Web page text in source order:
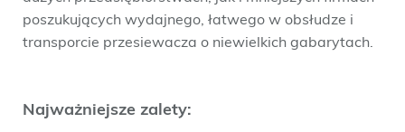
poszukujących wydajnego, łatwego w obsłudze i
transporcie przesiewacza o niewielkich gabarytach.
Najważniejsze zalety: